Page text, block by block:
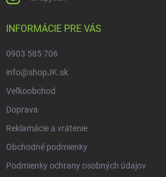
INFORMÁCIE PRE VÁS
0903 585 706
info@shopJK.sk
Veľkoobchod
Doprava
Reklamácie a vrátenie
Obchodné podmienky
Podmienky ochrany osobných údajov